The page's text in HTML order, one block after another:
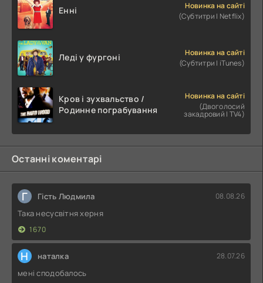
Енні
Новинка на сайті
(Субтитри | Netflix)
Леді у фургоні
Новинка на сайті
(Субтитри | iTunes)
Кров і зухвальство /
Родинне пограбування
Новинка на сайті
(Двоголосий
закадровий | TV4)
Останні коментарі
Г Гість Людмила 08.08.26
Така несусвітня херня
1670
Н наталка 28.07.26
мені сподобалось